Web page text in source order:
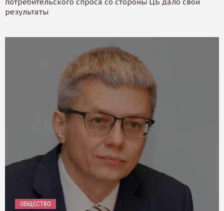
результаты
ОБЩЕСТВО